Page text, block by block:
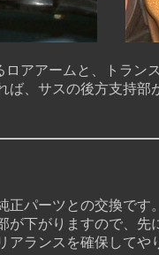
アームと、トラン
スの後方支持部が
パーツとの交換です。
下がりますので、先
ランスを確保してや